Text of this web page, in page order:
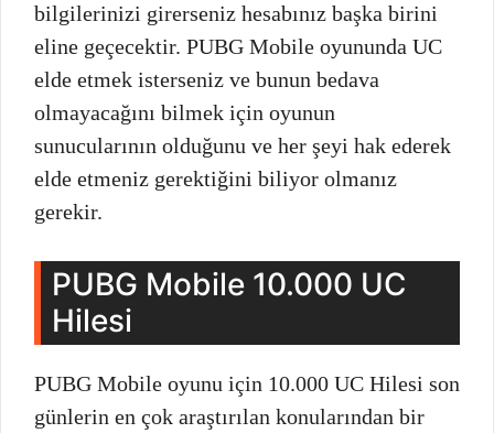
bilgilerinizi girerseniz hesabınız başka birini
eline geçecektir. PUBG Mobile oyununda UC
elde etmek isterseniz ve bunun bedava
olmayacağını bilmek için oyunun
sunucularının olduğunu ve her şeyi hak ederek
elde etmeniz gerektiğini biliyor olmanız
gerekir.
PUBG Mobile 10.000 UC
Hilesi
PUBG Mobile oyunu için 10.000 UC Hilesi son
günlerin en çok araştırılan konularından bir